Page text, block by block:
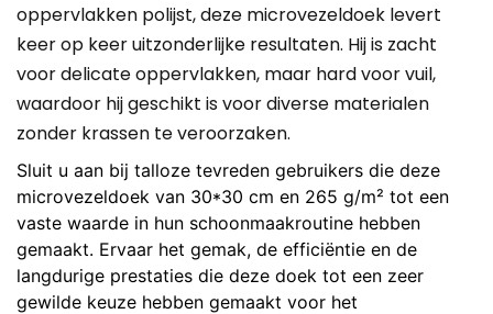
oppervlakken polijst, deze microvezeldoek levert
keer op keer uitzonderlijke resultaten. Hij is zacht
voor delicate oppervlakken, maar hard voor vuil,
waardoor hij geschikt is voor diverse materialen
zonder krassen te veroorzaken.
Sluit u aan bij talloze tevreden gebruikers die deze
microvezeldoek van 30*30 cm en 265 g/m² tot een
vaste waarde in hun schoonmaakroutine hebben
gemaakt. Ervaar het gemak, de efficiëntie en de
langdurige prestaties die deze doek tot een zeer
gewilde keuze hebben gemaakt voor het